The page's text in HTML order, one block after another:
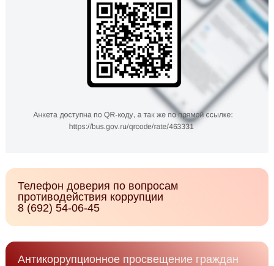
Телефон доверия по вопросам
противодействия коррупции
8 (692) 54-06-45
Антикоррупционное просвещение граждан